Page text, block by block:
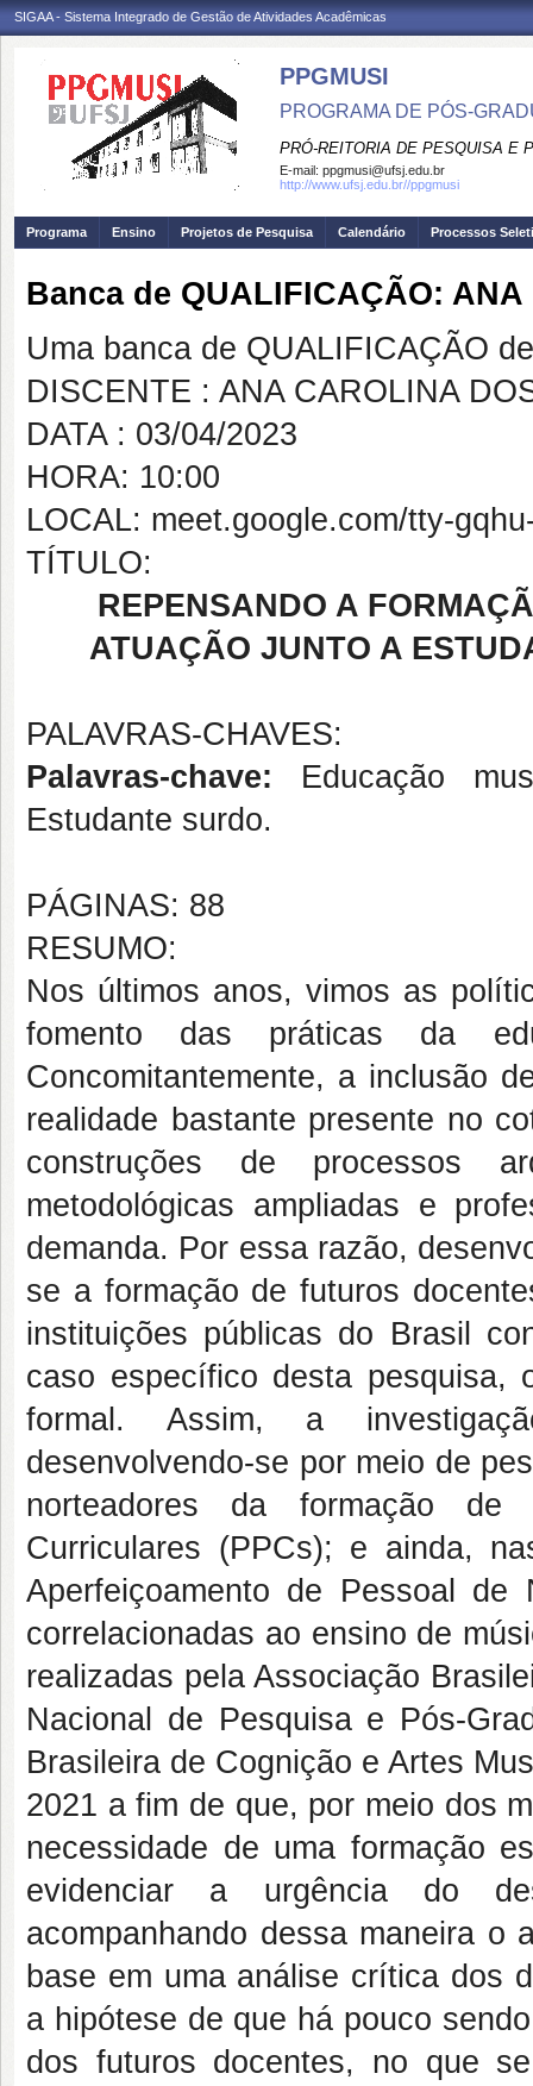
SIGAA - Sistema Integrado de Gestão de Atividades Acadêmicas
PPGMUSI
PROGRAMA DE PÓS-
PRÓ-REITORIA DE PESQUISA E
E-mail: ppgmusi@ufsj.edu.br
http://www.ufsj.edu.br//ppgmusi
Programa Ensino Projetos de Pesquisa Calendário Processos
Banca de QUALIFICAÇÃO:
Uma banca de QUALIFICAÇÃO
DISCENTE : ANA CAROLINA
DATA : 03/04/2023
HORA: 10:00
LOCAL: meet.google.com/tty-
TÍTULO:
REPENSANDO A
ATUAÇÃO JUNTO A
PALAVRAS-CHAVES:
Palavras-chave: Educação
Estudante surdo.
PÁGINAS: 88
RESUMO:
Nos últimos anos, vimos as
fomento das práticas da
Concomitantemente, a inclusão
realidade bastante presente no
construções de processos
metodológicas ampliadas e
demanda. Por essa razão,
se a formação de futuros
instituições públicas do Brasil
caso específico desta pesquisa,
formal. Assim, a
desenvolvendo-se por meio de
norteadores da formação de
Curriculares (PPCs); e ainda,
Aperfeiçoamento de Pessoal de
correlacionadas ao ensino de
realizadas pela Associação
Nacional de Pesquisa e Pós-
Brasileira de Cognição e Artes
2021 a fim de que, por meio dos
necessidade de uma formação
evidenciar a urgência do
acompanhando dessa maneira o
base em uma análise crítica dos
a hipótese de que há pouco
dos futuros docentes, no que